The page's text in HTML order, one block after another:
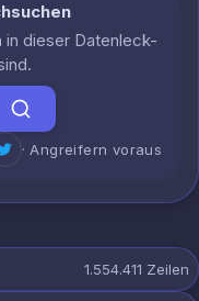
in dieser Datenleck-
· Angreifern voraus
1.554.411 Zeilen